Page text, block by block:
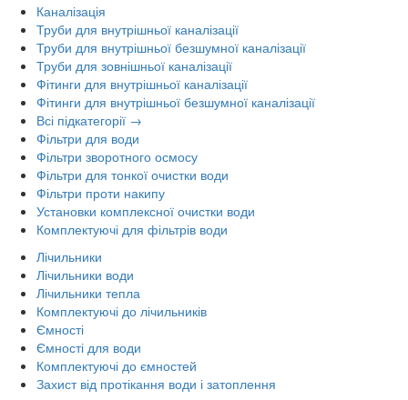
Каналізація
Труби для внутрішньої каналізації
Труби для внутрішньої безшумної каналізації
Труби для зовнішньої каналізації
Фітинги для внутрішньої каналізації
Фітинги для внутрішньої безшумної каналізації
Всі підкатегорії →
Фільтри для води
Фільтри зворотного осмосу
Фільтри для тонкої очистки води
Фільтри проти накипу
Установки комплексної очистки води
Комплектуючі для фільтрів води
Лічильники
Лічильники води
Лічильники тепла
Комплектуючі до лічильників
Ємності
Ємності для води
Комплектуючі до ємностей
Захист від протікання води і затоплення